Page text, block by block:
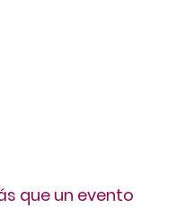
que un evento